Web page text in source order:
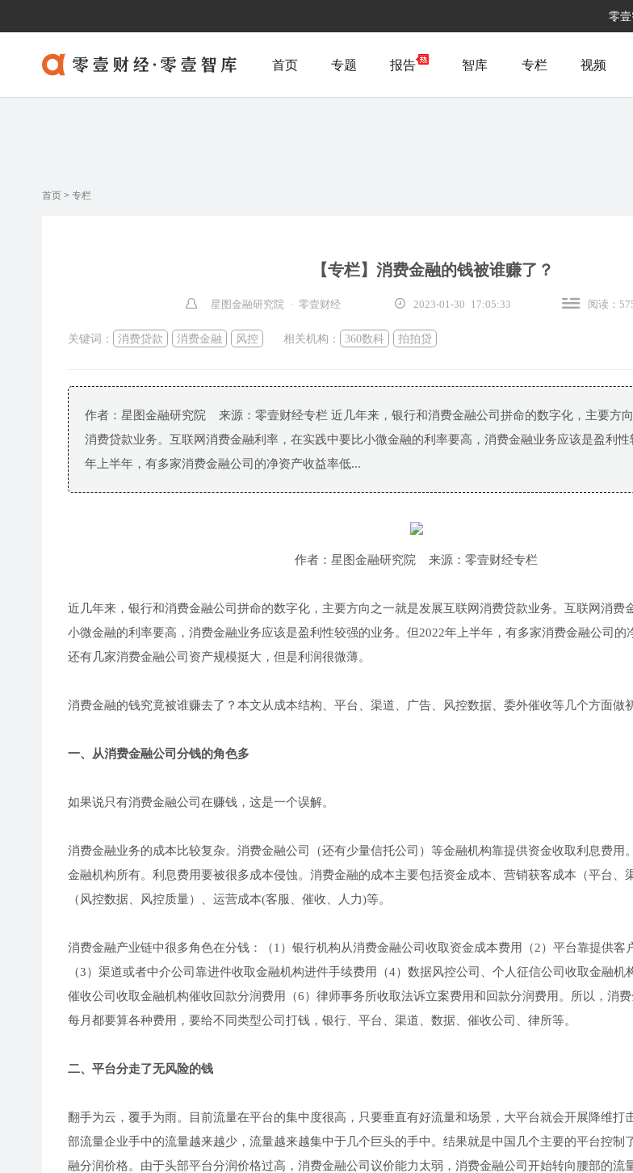
零壹
首页 专题 报告 智库 专栏 视频
首页 > 专栏
【专栏】消费金融的钱被谁赚了？
星图金融研究院 · 零壹财经 2023-01-30 17:05:33 阅读：
关键词： 消费贷款 消费金融 风控 相关机构： 360数科 拍拍贷
作者：星图金融研究院 来源：零壹财经专栏 近几年来，银行和消费金融公司拼命的数字化，主要方
消费贷款业务。互联网消费金融利率，在实践中要比小微金融的利率要高，消费金融业务应该是盈利性
年上半年，有多家消费金融公司的净资产收益率低...
作者：星图金融研究院 来源：零壹财经专栏
近几年来，银行和消费金融公司拼命的数字化，主要方向之一就是发展互联网消费贷款业务。互联网消费
小微金融的利率要高，消费金融业务应该是盈利性较强的业务。但2022年上半年，有多家消费金融公司的
还有几家消费金融公司资产规模挺大，但是利润很微薄。
消费金融的钱究竟被谁赚去了？本文从成本结构、平台、渠道、广告、风控数据、委外催收等几个方面做
一、从消费金融公司分钱的角色多
如果说只有消费金融公司在赚钱，这是一个误解。
消费金融业务的成本比较复杂。消费金融公司（还有少量信托公司）等金融机构靠提供资金收取利息费用
金融机构所有。利息费用要被很多成本侵蚀。消费金融的成本主要包括资金成本、营销获客成本（平台、
（风控数据、风控质量）、运营成本(客服、催收、人力)等。
消费金融产业链中很多角色在分钱：（1）银行机构从消费金融公司收取资金成本费用（2）平台靠提供客
（3）渠道或者中介公司靠进件收取金融机构进件手续费用（4）数据风控公司、个人征信公司收取金融机
催收公司收取金融机构催收回款分润费用（6）律师事务所收取法诉立案费用和回款分润费用。所以，消费
每月都要算各种费用，要给不同类型公司打钱，银行、平台、渠道、数据、催收公司、律所等。
二、平台分走了无风险的钱
翻手为云，覆手为雨。目前流量在平台的集中度很高，只要垂直有好流量和场景，大平台就会开展降维打
部流量企业手中的流量越来越少，流量越来越集中于几个巨头的手中。结果就是中国几个主要的平台控制
融分润价格。由于头部平台分润价格过高，消费金融公司议价能力太弱，消费金融公司开始转向腰部的流